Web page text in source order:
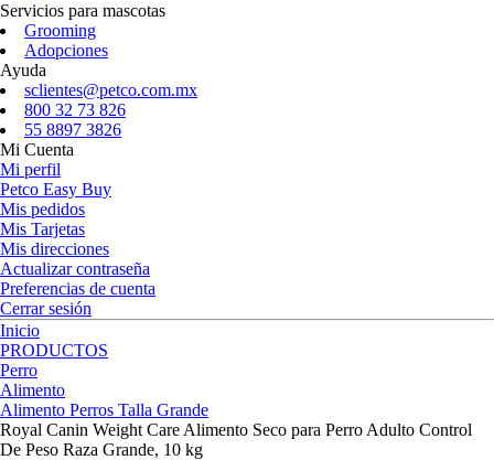
Servicios para mascotas
Grooming
Adopciones
Ayuda
sclientes@petco.com.mx
800 32 73 826
55 8897 3826
Mi Cuenta
Mi perfil
Petco Easy Buy
Mis pedidos
Mis Tarjetas
Mis direcciones
Actualizar contraseña
Preferencias de cuenta
Cerrar sesión
Inicio
PRODUCTOS
Perro
Alimento
Alimento Perros Talla Grande
Royal Canin Weight Care Alimento Seco para Perro Adulto Control
De Peso Raza Grande, 10 kg